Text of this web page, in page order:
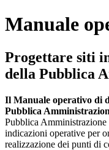
Manuale
Progettare siti
della Pubblica
Il Manuale operativo di
Pubblica
Pubblica
indicazioni operative per
realizzazione dei punti di